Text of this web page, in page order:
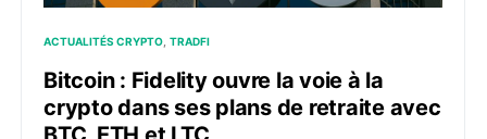
ACTUALITÉS CRYPTO TRADFI
Bitcoin : Fidelity ouvre la voie à la
crypto dans ses plans de retraite avec